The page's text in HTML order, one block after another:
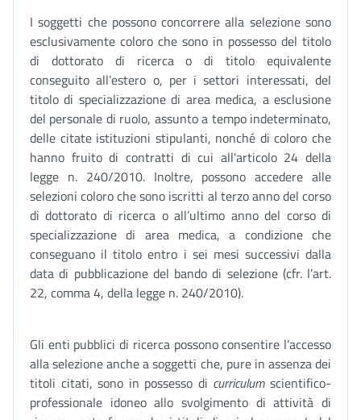
I soggetti che possono concorrere alla selezione sono
esclusivamente coloro che sono in possesso del titolo
di dottorato di ricerca o di titolo equivalente
conseguito all’estero o, per i settori interessati, del
titolo di specializzazione di area medica, a esclusione
del personale di ruolo, assunto a tempo indeterminato,
delle citate istituzioni stipulanti, nonché di coloro che
hanno fruito di contratti di cui all'articolo 24 della
legge n. 240/2010. Inoltre, possono accedere alle
selezioni coloro che sono iscritti al terzo anno del corso
di dottorato di ricerca o all’ultimo anno del corso di
specializzazione di area medica, a condizione che
conseguano il titolo entro i sei mesi successivi dalla
data di pubblicazione del bando di selezione (cfr. l’art.
22, comma 4, della legge n. 240/2010).
Gli enti pubblici di ricerca possono consentire l’accesso
alla selezione anche a soggetti che, pure in assenza dei
titoli citati, sono in possesso di curriculumscientifico-
professionale idoneo allo svolgimento di attività di